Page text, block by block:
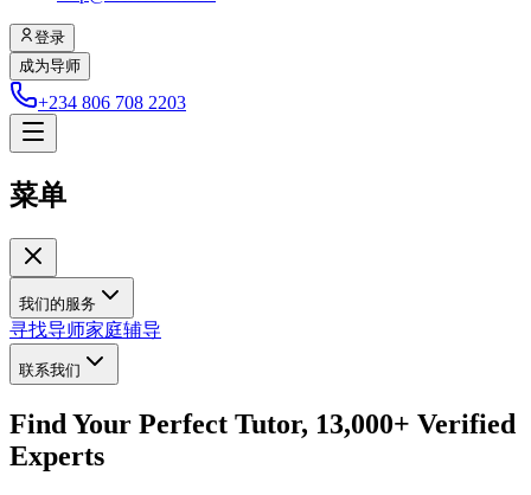
登录
成为导师
+234 806 708 2203
菜单
我们的服务
寻找导师家庭辅导
联系我们
Find Your Perfect Tutor, 13,000+ Verified
Experts